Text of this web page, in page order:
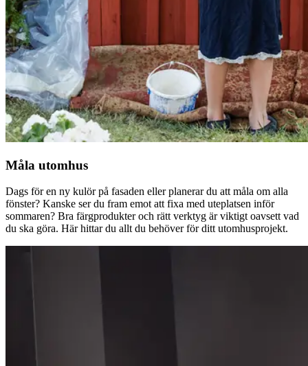
Måla utomhus
Dags för en ny kulör på fasaden eller planerar du att måla om alla
fönster? Kanske ser du fram emot att fixa med uteplatsen inför
sommaren? Bra färgprodukter och rätt verktyg är viktigt oavsett vad
du ska göra. Här hittar du allt du behöver för ditt utomhusprojekt.